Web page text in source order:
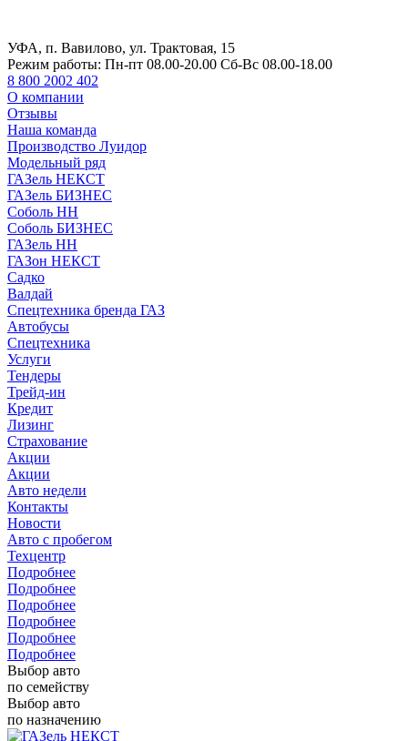
УФА, п. Вавилово, ул. Трактовая, 15
Режим работы: Пн-пт 08.00-20.00 Сб-Вс 08.00-18.00
8 800 2002 402
О компании
Отзывы
Наша команда
Производство Луидор
Модельный ряд
ГАЗель НЕКСТ
ГАЗель БИЗНЕС
Соболь НН
Соболь БИЗНЕС
ГАЗель НН
ГАЗон НЕКСТ
Садко
Валдай
Спецтехника бренда ГАЗ
Автобусы
Спецтехника
Услуги
Тендеры
Трейд-ин
Кредит
Лизинг
Страхование
Акции
Акции
Авто недели
Контакты
Новости
Авто с пробегом
Техцентр
Подробнее
Подробнее
Подробнее
Подробнее
Подробнее
Подробнее
Выбор авто
по семейству
Выбор авто
по назначению